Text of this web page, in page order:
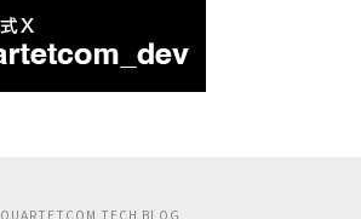
QUARTETCOM TECH BLOG